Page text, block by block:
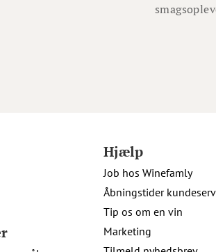
Hjælp
Job hos Winefamly
Åbningstider
Tip os om en vin
Marketing